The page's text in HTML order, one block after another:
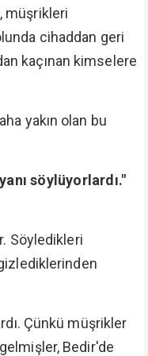
müşrikleri
cihaddan geri
kaçınan kimselere
yakın olan bu
söylüyorlardı."
Söyledikleri
Çünkü müşrikler
Bedir'de